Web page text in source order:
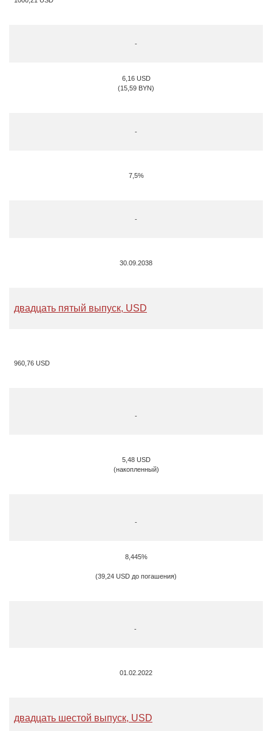
-
6,16 USD
(15,59 BYN)
-
7,5%
-
30.09.2038
двадцать пятый выпуск, USD
960,76 USD
-
5,48 USD
(накопленный)
-
8,445%
(39,24 USD до погашения)
-
01.02.2022
двадцать шестой выпуск, USD